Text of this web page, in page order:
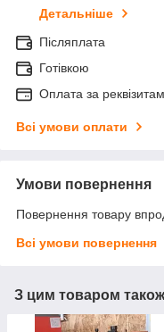
Детальніше
Післяплата
Готівкою
Оплата за
Всі умови оплати
Умови повернення
Повернення товару
Всі умови повернення
З цим товаром